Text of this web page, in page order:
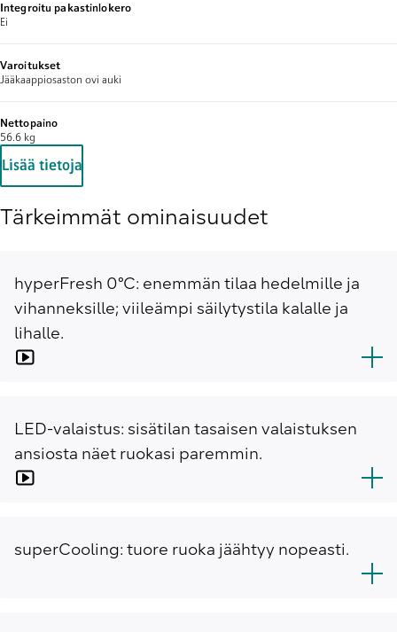
Integroitu pakastinlokero
Ei
Varoitukset
Jääkaappiosaston ovi auki
Nettopaino
56.6 kg
Lisää tietoja
Tärkeimmät ominaisuudet
hyperFresh 0°C: enemmän tilaa hedelmille ja
vihanneksille; viileämpi säilytystila kalalle ja
lihalle.
LED-valaistus: sisätilan tasaisen valaistuksen
ansiosta näet ruokasi paremmin.
superCooling: tuore ruoka jäähtyy nopeasti.